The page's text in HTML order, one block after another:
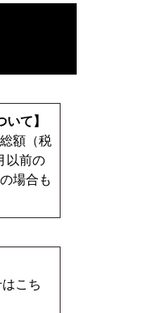
いて】
額（税
以前の
場合も
こち